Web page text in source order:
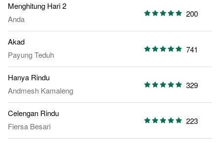
Menghitung Hari 2
Anda
200
Akad
Payung Teduh
741
Hanya Rindu
Andmesh Kamaleng
329
Celengan Rindu
Fiersa Besari
223